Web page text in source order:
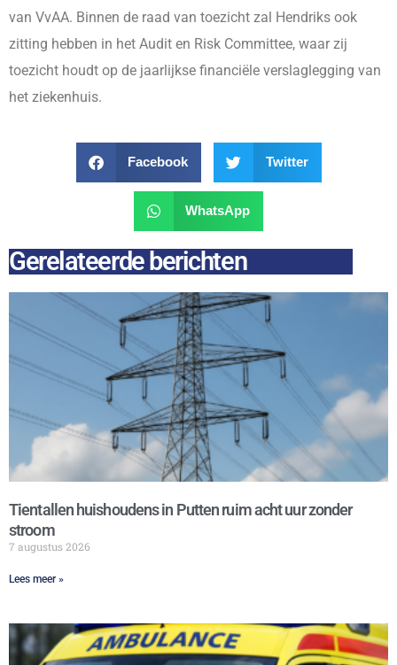
van VvAA. Binnen de raad van toezicht zal Hendriks ook
zitting hebben in het Audit en Risk Committee, waar zij
toezicht houdt op de jaarlijkse financiële verslaglegging van
het ziekenhuis.
Facebook Twitter
WhatsApp
Gerelateerde berichten
Tientallen huishoudens in Putten ruim acht uur zonder
stroom
7 augustus 2026
Lees meer »